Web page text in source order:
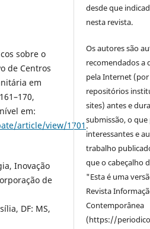
sobre o
de Centros
em
em:
article/view/1701.
Inovação
de
DF: MS,
desde que
nesta revista.
Os autores são
recomendados a
pela Internet
repositórios
sites) antes e
submissão, o
interessantes e
trabalho
que o cabeçalho
"Esta é uma
Revista
Contemporânea
(https://